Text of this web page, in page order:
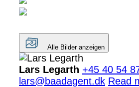
Alle Bilder anzeigen
Lars Legarth +45 40 54
lars@baadagent.dk Read